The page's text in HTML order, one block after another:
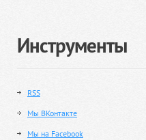
Инструменты
RSS
Мы ВКонтакте
Мы на Facebook